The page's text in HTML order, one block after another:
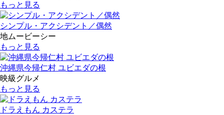
もっと見る
シンプル・アクシデント／偶然
地ムービーシー
もっと見る
沖縄県今帰仁村 ユビエダの根
映級グルメ
もっと見る
ドラえもん カステラ